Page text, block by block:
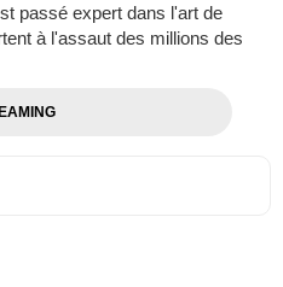
passé expert dans l'art de
à l'assaut des millions des